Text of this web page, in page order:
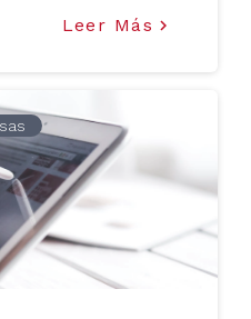
Leer Más keyboard_arrow_right